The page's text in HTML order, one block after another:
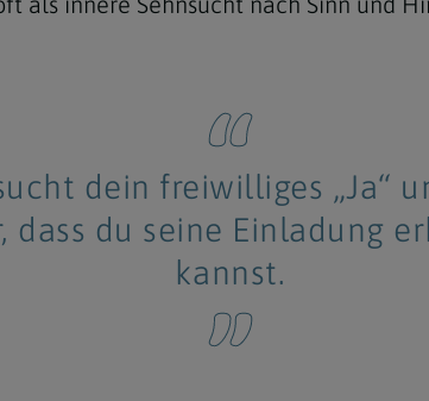
Navigation
dein freiwilliges „Ja“
dass du seine Einladung
kannst.